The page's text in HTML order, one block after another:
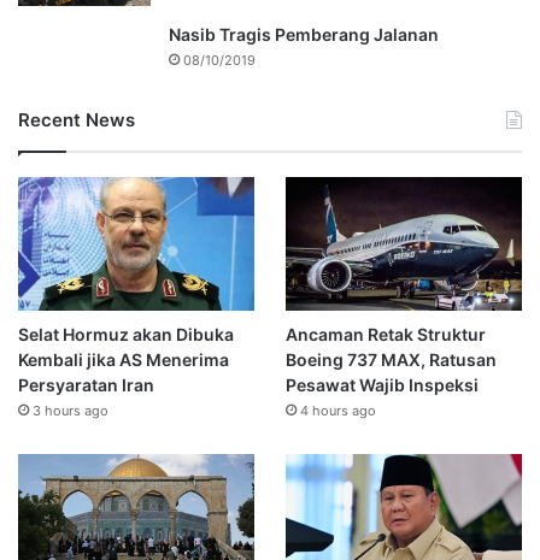
Nasib Tragis Pemberang Jalanan
08/10/2019
Recent News
Selat Hormuz akan Dibuka
Kembali jika AS Menerima
Persyaratan Iran
3 hours ago
Ancaman Retak Struktur
Boeing 737 MAX, Ratusan
Pesawat Wajib Inspeksi
4 hours ago